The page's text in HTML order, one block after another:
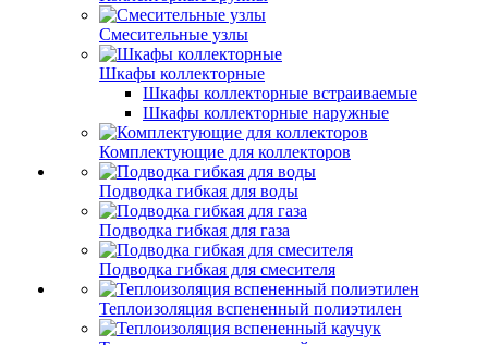
Смесительные узлы
Шкафы коллекторные
Шкафы коллекторные встраиваемые
Шкафы коллекторные наружные
Комплектующие для коллекторов
Подводка гибкая для воды
Подводка гибкая для газа
Подводка гибкая для смесителя
Теплоизоляция вспененный полиэтилен